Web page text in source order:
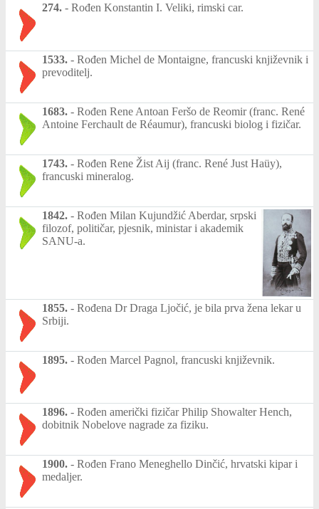
274. - Rođen Konstantin I. Veliki, rimski car.
1533. - Rođen Michel de Montaigne, francuski književnik i
prevoditelj.
1683. - Rođen Rene Antoan Feršo de Reomir (franc. René
Antoine Ferchault de Réaumur), francuski biolog i fizičar.
1743. - Rođen Rene Žist Aij (franc. René Just Haüy),
francuski mineralog.
1842. - Rođen Milan Kujundžić Aberdar, srpski
filozof, političar, pjesnik, ministar i akademik
SANU-a.
1855. - Rođena Dr Draga Ljočić, je bila prva žena lekar u
Srbiji.
1895. - Rođen Marcel Pagnol, francuski književnik.
1896. - Rođen američki fizičar Philip Showalter Hench,
dobitnik Nobelove nagrade za fiziku.
1900. - Rođen Frano Meneghello Dinčić, hrvatski kipar i
medaljer.